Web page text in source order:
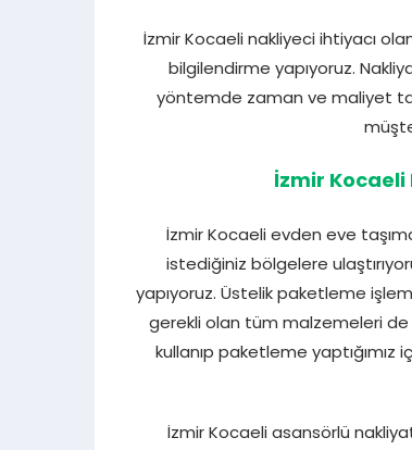
İzmir Kocaeli nakliyeci ihtiyacı
bilgilendirme yapıyoruz.
yöntemde zaman ve maliyet
İzmir Kocaeli
İzmir Kocaeli evden eve
istediğiniz bölgelere
yapıyoruz. Üstelik paketleme
gerekli olan tüm malzemeleri
kullanıp paketleme yaptığımız
İzmir Kocaeli asansörlü